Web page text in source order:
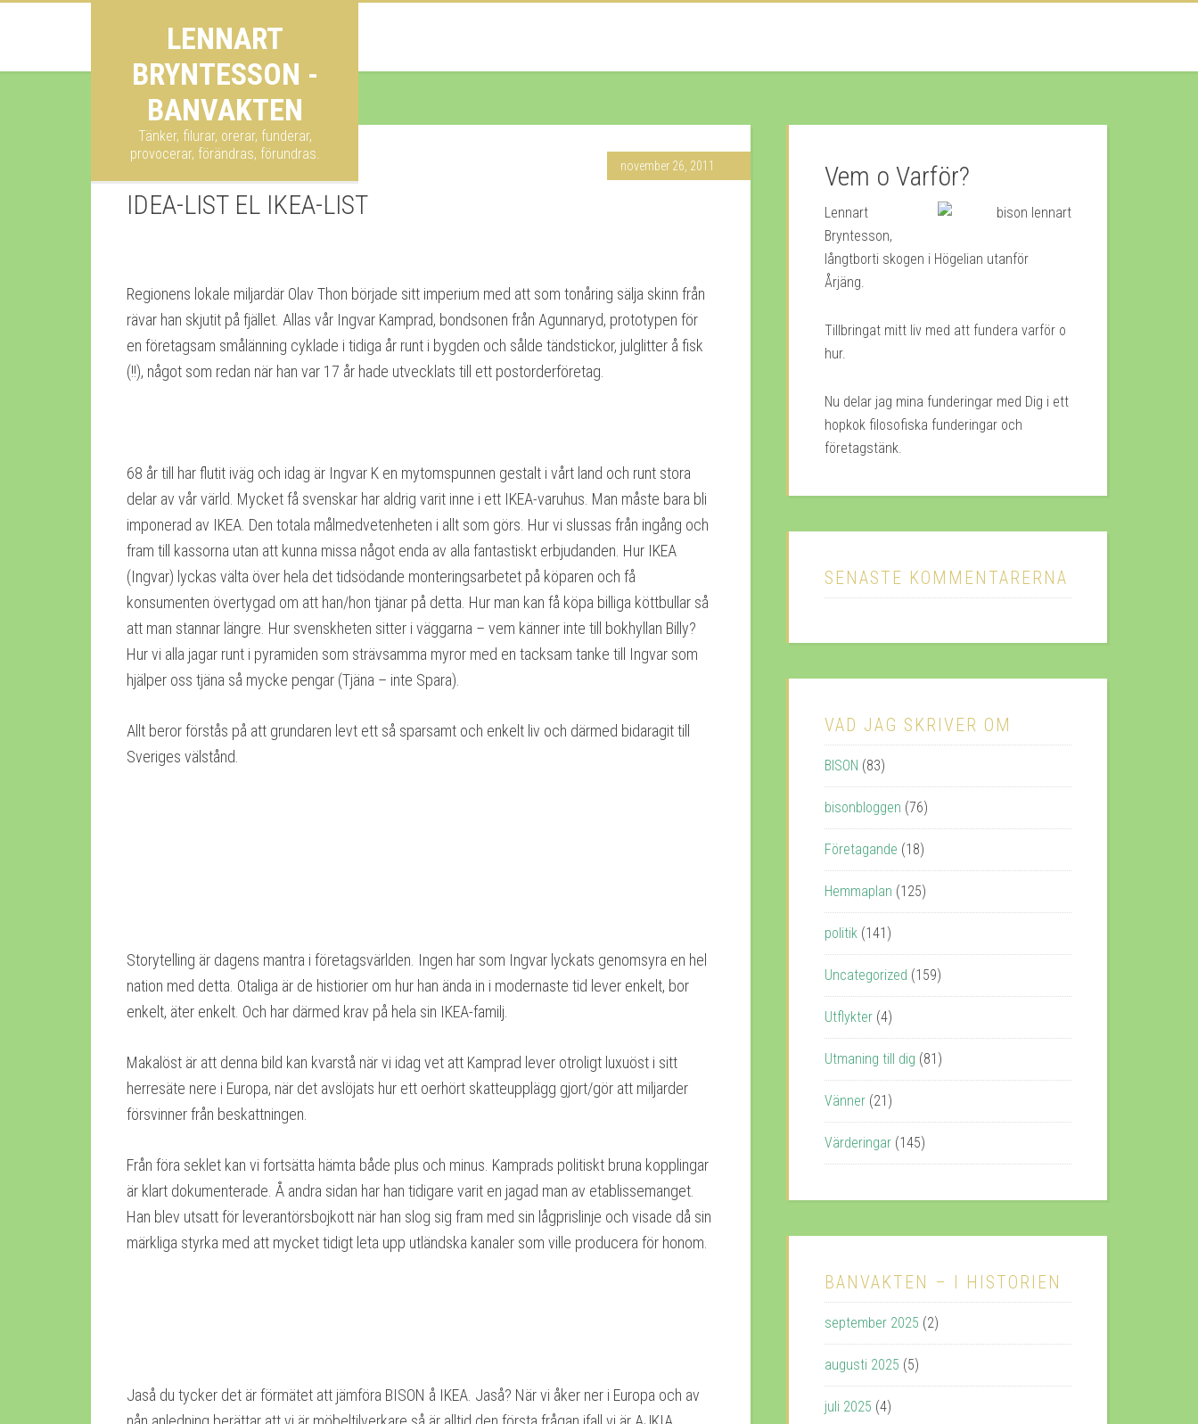
LENNART
BRYNTESSON -
BANVAKTEN
Tänker, filurar, orerar, funderar,
provocerar, förändras, förundras.
november 26, 2011
IDEA-LIST EL IKEA-LIST
Regionens lokale miljardär Olav Thon började sitt imperium med att som tonåring sälja skinn från
rävar han skjutit på fjället. Allas vår Ingvar Kamprad, bondsonen från Agunnaryd, prototypen för
en företagsam smålänning cyklade i tidiga år runt i bygden och sålde tändstickor, julglitter å fisk
(!!), något som redan när han var 17 år hade utvecklats till ett postorderföretag.
68 år till har flutit iväg och idag är Ingvar K en mytomspunnen gestalt i vårt land och runt stora
delar av vår värld. Mycket få svenskar har aldrig varit inne i ett IKEA-varuhus. Man måste bara bli
imponerad av IKEA. Den totala målmedvetenheten i allt som görs. Hur vi slussas från ingång och
fram till kassorna utan att kunna missa något enda av alla fantastiskt erbjudanden. Hur IKEA
(Ingvar) lyckas välta över hela det tidsödande monteringsarbetet på köparen och få
konsumenten övertygad om att han/hon tjänar på detta. Hur man kan få köpa billiga köttbullar så
att man stannar längre. Hur svenskheten sitter i väggarna – vem känner inte till bokhyllan Billy?
Hur vi alla jagar runt i pyramiden som strävsamma myror med en tacksam tanke till Ingvar som
hjälper oss tjäna så mycke pengar (Tjäna – inte Spara).
Allt beror förstås på att grundaren levt ett så sparsamt och enkelt liv och därmed bidaragit till
Sveriges välstånd.
Storytelling är dagens mantra i företagsvärlden. Ingen har som Ingvar lyckats genomsyra en hel
nation med detta. Otaliga är de histiorier om hur han ända in i modernaste tid lever enkelt, bor
enkelt, äter enkelt. Och har därmed krav på hela sin IKEA-familj.
Makalöst är att denna bild kan kvarstå när vi idag vet att Kamprad lever otroligt luxuöst i sitt
herresäte nere i Europa, när det avslöjats hur ett oerhört skatteupplägg gjort/gör att miljarder
försvinner från beskattningen.
Från föra seklet kan vi fortsätta hämta både plus och minus. Kamprads politiskt bruna kopplingar
är klart dokumenterade. Å andra sidan har han tidigare varit en jagad man av etablissemanget.
Han blev utsatt för leverantörsbojkott när han slog sig fram med sin lågprislinje och visade då sin
märkliga styrka med att mycket tidigt leta upp utländska kanaler som ville producera för honom.
Jaså du tycker det är förmätet att jämföra BISON å IKEA. Jaså? När vi åker ner i Europa och av
Vem o Varför?
Lennart
Bryntesson,
långtborti skogen i Högelian utanför
Årjäng.
Tillbringat mitt liv med att fundera varför o
hur.
Nu delar jag mina funderingar med Dig i ett
hopkok filosofiska funderingar och
företagstänk.
SENASTE KOMMENTARERNA
VAD JAG SKRIVER OM
BISON (83)
bisonbloggen (76)
Företagande (18)
Hemmaplan (125)
politik (141)
Uncategorized (159)
Utflykter (4)
Utmaning till dig (81)
Vänner (21)
Värderingar (145)
BANVAKTEN – I HISTORIEN
september 2025 (2)
augusti 2025 (5)
juli 2025 (4)